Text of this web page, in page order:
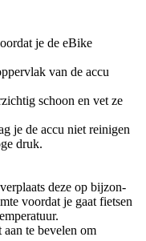
je de eBike
van de accu
schoon en vet ze
je de accu niet reinigen
druk.
deze op bijzon-
voordat je gaat fietsen
te bevelen om